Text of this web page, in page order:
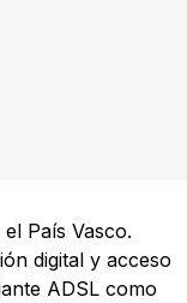
País Vasco.
digital y acceso
ADSL como